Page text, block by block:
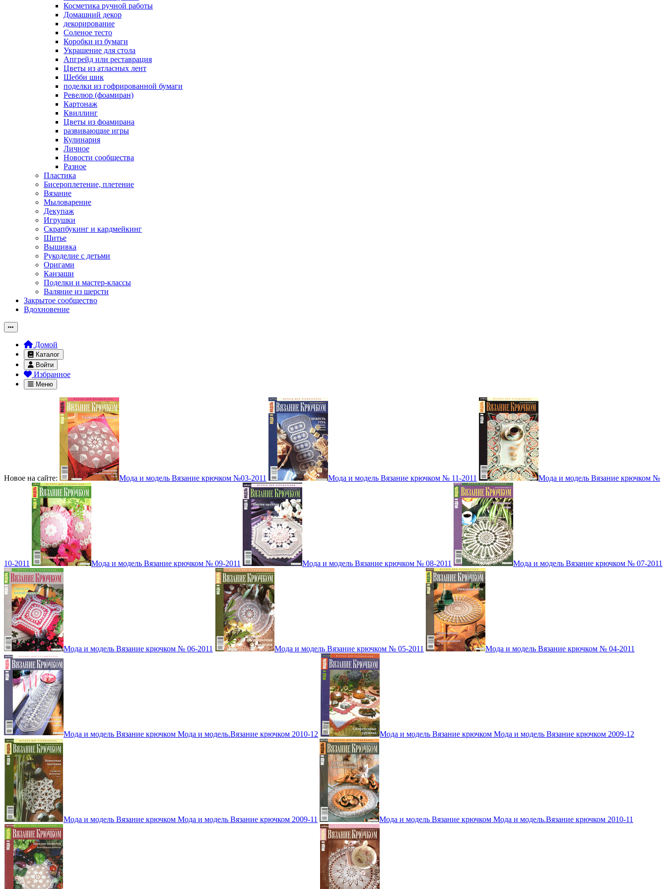
Косметика ручной работы
Домашний декор
декорирование
Соленое тесто
Коробки из бумаги
Украшение для стола
Апгрейд или реставрация
Цветы из атласных лент
Шебби шик
поделки из гофрированной бумаги
Ревелюр (фоамиран)
Картонаж
Квиллинг
Цветы из фоамирана
развивающие игры
Кулинария
Личное
Новости сообщества
Разное
Пластика
Бисероплетение, плетение
Вязание
Мыловарение
Декупаж
Игрушки
Скрапбукинг и кардмейкинг
Шитье
Вышивка
Рукоделие с детьми
Оригами
Канзаши
Поделки и мастер-классы
Валяние из шерсти
Закрытое сообщество
Вдохновение
Домой
Каталог
Войти
Избранное
Меню
Новое на сайте: Мода и модель Вязание крючком №03-2011 Мода и модель Вязание крючком № 11-2011 Мода и модель Вязание крючком №
10-2011 Мода и модель Вязание крючком № 09-2011 Мода и модель Вязание крючком № 08-2011 Мода и модель Вязание крючком № 07-2011
Мода и модель Вязание крючком № 06-2011 Мода и модель Вязание крючком № 05-2011 Мода и модель Вязание крючком № 04-2011
Мода и модель Вязание крючком Мода и модель.Вязание крючком 2010-12 Мода и модель Вязание крючком Мода и модель Вязание крючком 2009-12
Мода и модель Вязание крючком Мода и модель Вязание крючком 2009-11 Мода и модель Вязание крючком Мода и модель.Вязание крючком 2010-11